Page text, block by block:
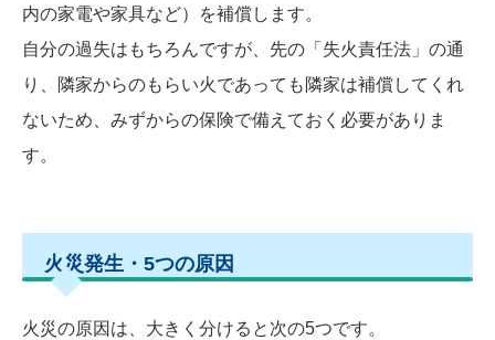
内の家電や家具など）を補償します。
自分の過失はもちろんですが、先の「失火責任法」の通
り、隣家からのもらい火であっても隣家は補償してくれ
ないため、みずからの保険で備えておく必要がありま
す。
火災発生・5つの原因
火災の原因は、大きく分けると次の5つです。